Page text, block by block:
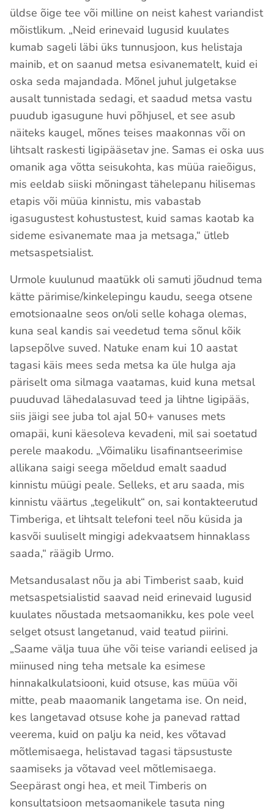
üldse õige tee või milline on neist kahest variandist
mõistlikum. „Neid erinevaid lugusid kuulates
kumab sageli läbi üks tunnusjoon, kus helistaja
mainib, et on saanud metsa esivanematelt, kuid ei
oska seda majandada. Mõnel juhul julgetakse
ausalt tunnistada sedagi, et saadud metsa vastu
puudub igasugune huvi põhjusel, et see asub
näiteks kaugel, mõnes teises maakonnas või on
lihtsalt raskesti ligipääsetav jne. Samas ei oska uus
omanik aga võtta seisukohta, kas müüa raieõigus,
mis eeldab siiski mõningast tähelepanu hilisemas
etapis või müüa kinnistu, mis vabastab
igasugustest kohustustest, kuid samas kaotab ka
sideme esivanemate maa ja metsaga,“ ütleb
metsaspetsialist.
Urmole kuulunud maatükk oli samuti jõudnud tema
kätte pärimise/kinkelepingu kaudu, seega otsene
emotsionaalne seos on/oli selle kohaga olemas,
kuna seal kandis sai veedetud tema sõnul kõik
lapsepõlve suved. Natuke enam kui 10 aastat
tagasi käis mees seda metsa ka üle hulga aja
päriselt oma silmaga vaatamas, kuid kuna metsal
puuduvad lähedalasuvad teed ja lihtne ligipääs,
siis jäigi see juba tol ajal 50+ vanuses mets
omapäi, kuni käesoleva kevadeni, mil sai soetatud
perele maakodu. „Võimaliku lisafinantseerimise
allikana saigi seega mõeldud emalt saadud
kinnistu müügi peale. Selleks, et aru saada, mis
kinnistu väärtus „tegelikult“ on, sai kontakteerutud
Timberiga, et lihtsalt telefoni teel nõu küsida ja
kasvõi suuliselt mingigi adekvaatsem hinnaklass
saada,“ räägib Urmo.
Metsandusalast nõu ja abi Timberist saab, kuid
metsaspetsialistid saavad neid erinevaid lugusid
kuulates nõustada metsaomanikku, kes pole veel
selget otsust langetanud, vaid teatud piirini.
„Saame välja tuua ühe või teise variandi eelised ja
miinused ning teha metsale ka esimese
hinnakalkulatsiooni, kuid otsuse, kas müüa või
mitte, peab maaomanik langetama ise. On neid,
kes langetavad otsuse kohe ja panevad rattad
veerema, kuid on palju ka neid, kes võtavad
mõtlemisaega, helistavad tagasi täpsustuste
saamiseks ja võtavad veel mõtlemisaega.
Seepärast ongi hea, et meil Timberis on
konsultatsioon metsaomanikele tasuta ning